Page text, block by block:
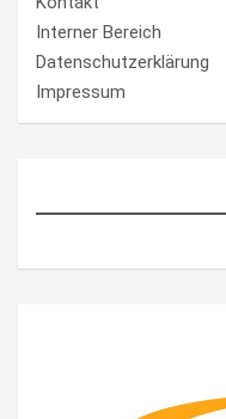
Interner Bereich
Datenschutzerklärung
Impressum